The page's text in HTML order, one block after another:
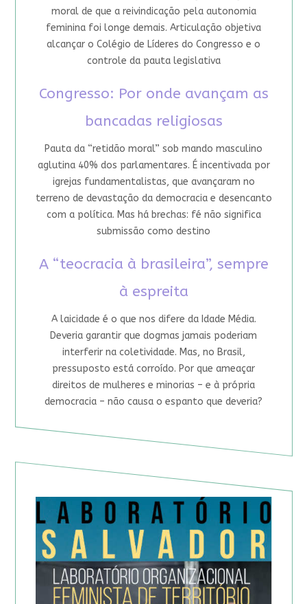
moral de que a reivindicação pela autonomia
feminina foi longe demais. Articulação objetiva
alcançar o Colégio de Líderes do Congresso e o
controle da pauta legislativa
Congresso: Por onde avançam as
bancadas religiosas
Pauta da “retidão moral” sob mando masculino
aglutina 40% dos parlamentares. É incentivada por
igrejas fundamentalistas, que avançaram no
terreno de devastação da democracia e desencanto
com a política. Mas há brechas: fé não significa
submissão como destino
A “teocracia à brasileira”, sempre
à espreita
A laicidade é o que nos difere da Idade Média.
Deveria garantir que dogmas jamais poderiam
interferir na coletividade. Mas, no Brasil,
pressuposto está corroído. Por que ameaçar
direitos de mulheres e minorias – e à própria
democracia – não causa o espanto que deveria?